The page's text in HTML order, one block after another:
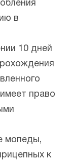
в
10 дней
право
мопеды,
к